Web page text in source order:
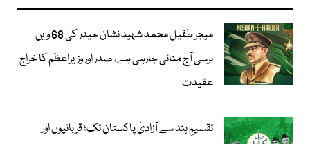
میجر طفیل محمد شہید نشان حیدر کی 68 ویں
برسی آج منائی جارہی ہے، صدر اور وزیراعظم کا خراج
عقیدت
تقسیمِ ہند سے آزادیٔ پاکستان تک؛ قربانیوں اور